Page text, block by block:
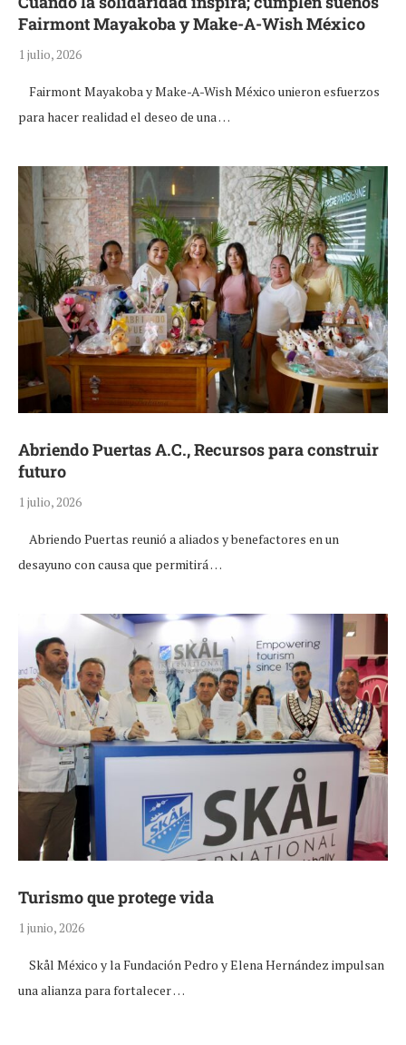
Fairmont Mayakoba y Make-A-Wish México
1 julio, 2026
Fairmont Mayakoba y Make-A-Wish México unieron esfuerzos
para hacer realidad el deseo de una …
Abriendo Puertas A.C., Recursos para construir
futuro
1 julio, 2026
Abriendo Puertas reunió a aliados y benefactores en un
desayuno con causa que permitirá …
Turismo que protege vida
1 junio, 2026
Skål México y la Fundación Pedro y Elena Hernández impulsan
una alianza para fortalecer …